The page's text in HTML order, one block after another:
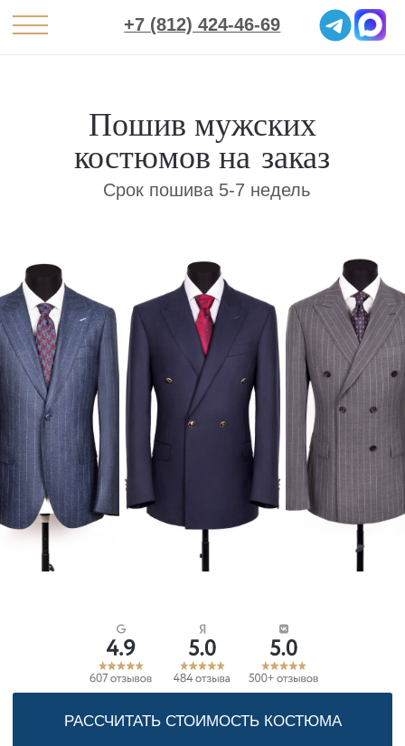
+7 (812) 424-46-69
Срок пошива 5-7 недель
костюмов 2025 года (pdf)
РАССЧИТАТЬ СТОИМОСТЬ КОСТЮМА
костюмов на заказ